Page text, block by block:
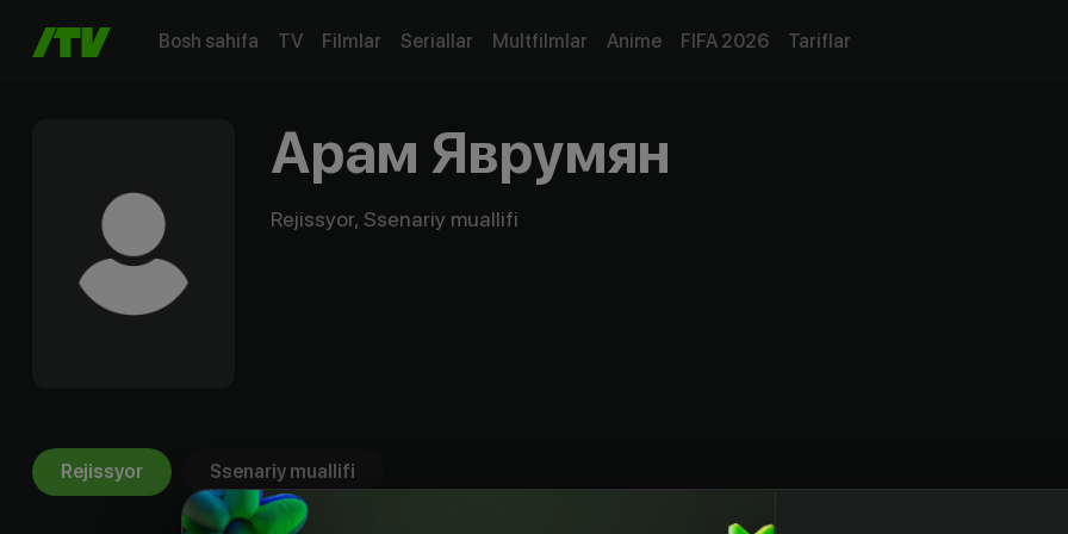
Bosh sahifa TV Filmlar Seriallar Multfilmlar Anime FIFA 2026 Tariflar
Арам Яврумян
Rejissyor, Ssenariy muallifi
Rejissyor Ssenariy muallifi